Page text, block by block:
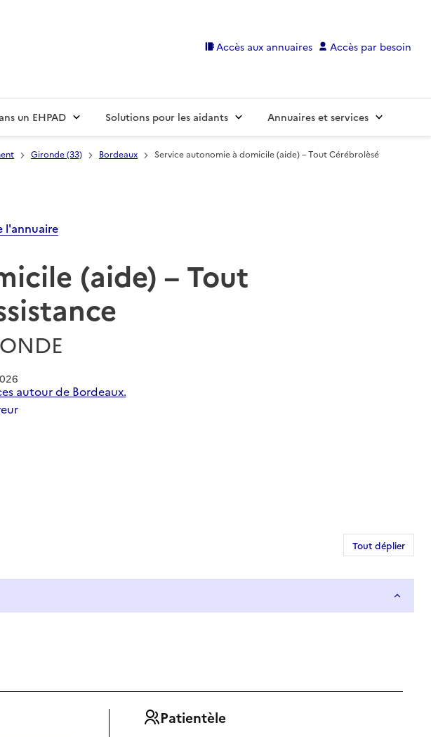
Accès aux annuaires Accès par besoin
un EHPAD Solutions pour les aidants Annuaires et services
Gironde (33) Bordeaux
Service autonomie à domicile (aide) – Tout Cérébrolèsé
l'annuaire
(aide) – Tout
autour de Bordeaux.
Tout déplier
Patientèle